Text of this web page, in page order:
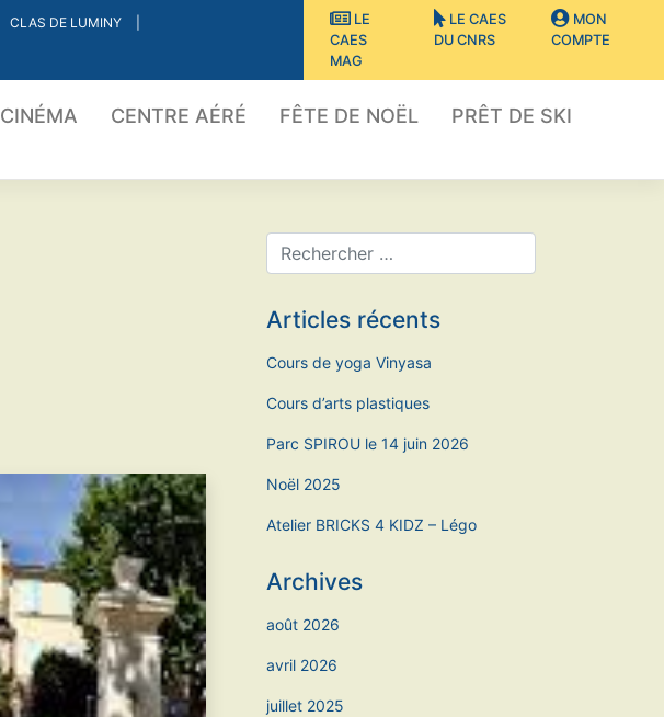
CLAS DE LUMINY
LE
CAES
MAG
LE CAES
DU CNRS
MON
COMPTE
CINÉMA CENTRE AÉRÉ FÊTE DE NOËL
PRÊT DE SKI
Articles récents
Cours de yoga Vinyasa
Cours d’arts plastiques
Parc SPIROU le 14 juin 2026
Noël 2025
Atelier BRICKS 4 KIDZ – Légo
Archives
août 2026
avril 2026
juillet 2025